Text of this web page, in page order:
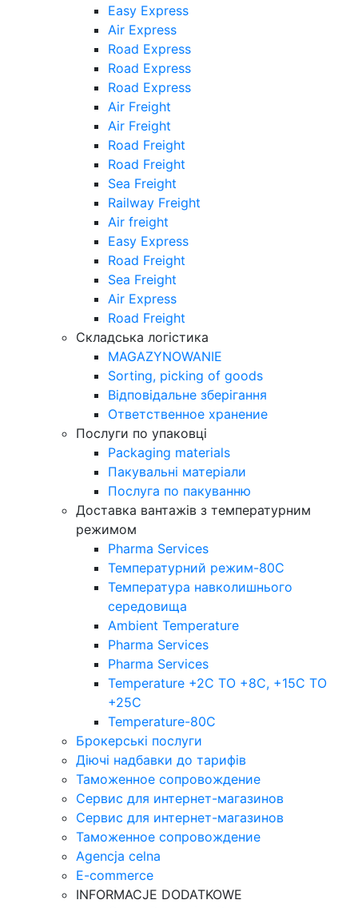
Easy Express
Air Express
Road Express
Road Express
Road Express
Air Freight
Air Freight
Road Freight
Road Freight
Sea Freight
Railway Freight
Air freight
Easy Express
Road Freight
Sea Freight
Air Express
Road Freight
Складська логістика
MAGAZYNOWANIE
Sorting, picking of goods
Відповідальне зберігання
Ответственное хранение
Послуги по упаковці
Packaging materials
Пакувальнi матерiали
Послуга по пакуванню
Доставка вантажів з температурним
режимом
Pharma Services
Температурний режим-80С
Температура навколишнього
середовища
Ambient Temperature
Pharma Services
Pharma Services
Temperature +2C TO +8С, +15C TO
+25С
Temperature-80С
Брокерські послуги
Діючі надбавки до тарифів
Таможенное сопровождение
Сервис для интернет-магазинов
Сервис для интернет-магазинов
Таможенное сопровождение
Agencja celna
E-commerce
INFORMACJE DODATKOWE